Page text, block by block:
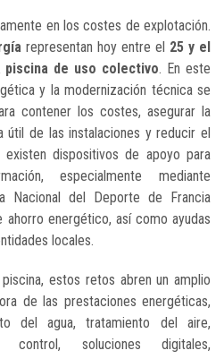
en los costes de explotación.
representan hoy entre el 25 y el
de uso colectivo . En este
y la modernización técnica se
contener los costes, asegurar la
útil de las instalaciones y reducir el
existen dispositivos de apoyo para
especialmente mediante
Nacional del Deporte de Francia
energético, así como ayudas
locales.
estos retos abren un amplio
de las prestaciones energéticas,
del agua, tratamiento del aire,
soluciones digitales,